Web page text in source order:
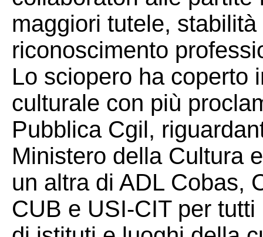
maggiori tutele,
riconoscimento
Lo sciopero ha coperto
culturale con più
Pubblica Cgil,
Ministero della Cultura
un altra di ADL Cobas,
CUB e USI-CIT per